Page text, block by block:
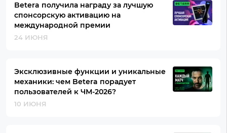
Betera получила награду за лучшую
спонсорскую активацию на
международной премии
24 ИЮНЯ
Эксклюзивные функции и уникальные
механики: чем Betera порадует
пользователей к ЧМ-2026?
10 ИЮНЯ